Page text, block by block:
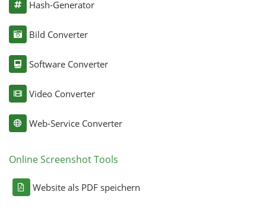
Hash-Generator
Bild Converter
Software Converter
Video Converter
Web-Service Converter
Online Screenshot Tools
Website als PDF speichern